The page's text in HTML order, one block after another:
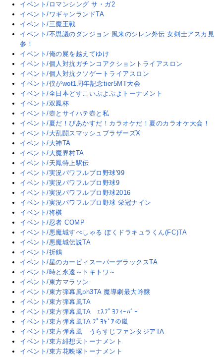
イベント/ロマンシング サ・ガ2
イベント/ワギャンランドTA
イベント/三魔王戦
イベント/不思議のダンジョン 風来のシレン外伝 女剣士アスカ見
参！
イベント/俺の屍を越えてゆけ
イベント/個人対抗ガチンコアクショントライアスロン
イベント/個人対抗クソゲートライアスロン
イベント/僕がwot1周年記念tier5MT大会
イベント/全日本どすこいぷよぷよトーナメント
イベント/双鳳杯
イベント/壺とサイハテ壺と私
イベント/夏だ！ぴあかすだ！カラオケだ！夏のカラオケ大会！
イベント/大乱闘スマッシュブラザーズX
イベント/大神TA
イベント/大魔界村TA
イベント/天鳳特上駅伝
イベント/実況パワフルプロ野球'99
イベント/実況パワフルプロ野球9
イベント/実況パワフルプロ野球2016
イベント/実況パワフルプロ野球 栄冠ナイン
イベント/将棋
イベント/忍者 COMP
イベント/悪魔城すぺしゃる ぼくドラキュラくん(FC)TA
イベント/悪魔城伝説TA
イベント/折鶴
イベント/星のカービィスーパーデラックスTA
イベント/時と永遠～トキトワ～
イベント/東方マラソン
イベント/東方弾幕風ph3TA 魔導劇最大吟醸
イベント/東方弾幕風TA
イベント/東方弾幕風TA ｴｽﾌﾟﾖﾌｨｰﾊﾞｰ
イベント/東方弾幕風TA ﾌﾟﾖｷﾞｱの嵐
イベント/東方弾幕風 うらすじファンタジアTA
イベント/東方緋想天トーナメント
イベント/東方花映塚トーナメント